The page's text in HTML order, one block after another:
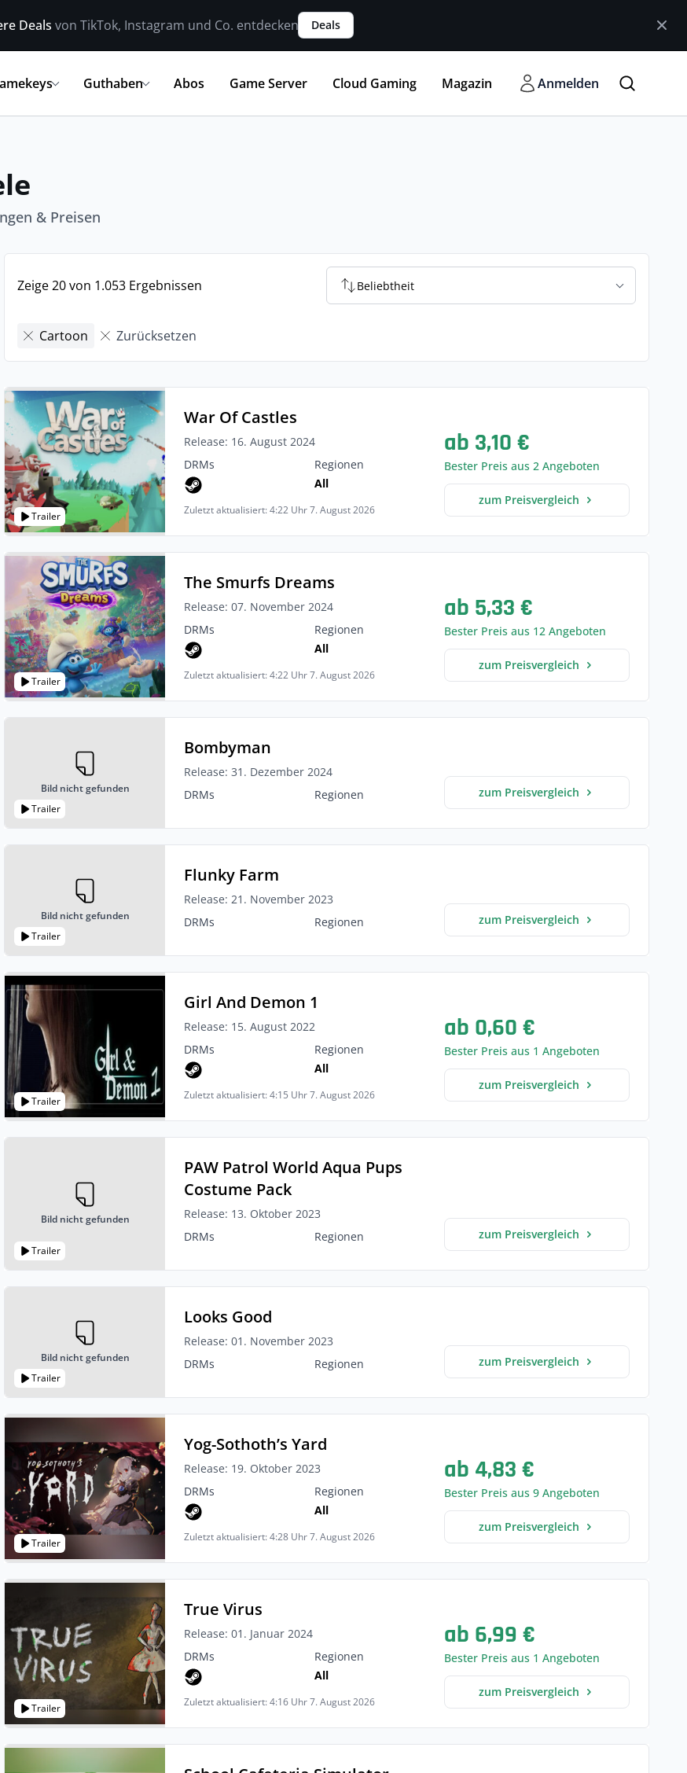
Deals von TikTok, Instagram und Co. entdecken Deals
Guthaben Abos Game Server Cloud Gaming Magazin Anmelden
& Preisen
Zeige 20 von 1.053 Ergebnissen Beliebtheit
Cartoon Zurücksetzen
Trailer
War Of Castles
Release: 16. August 2024
DRMs
Regionen
All
Zuletzt aktualisiert: 4:22 Uhr 7. August 2026
ab 3,10 €
Bester Preis aus 2 Angeboten
zum Preisvergleich
Trailer
The Smurfs Dreams
Release: 07. November 2024
DRMs
Regionen
All
Zuletzt aktualisiert: 4:22 Uhr 7. August 2026
ab 5,33 €
Bester Preis aus 12 Angeboten
zum Preisvergleich
Trailer
Bild nicht gefunden
Bombyman
Release: 31. Dezember 2024
DRMs
Regionen zum Preisvergleich
Trailer
Bild nicht gefunden
Flunky Farm
Release: 21. November 2023
DRMs
Regionen zum Preisvergleich
Trailer
Girl And Demon 1
Release: 15. August 2022
DRMs
Regionen
All
Zuletzt aktualisiert: 4:15 Uhr 7. August 2026
ab 0,60 €
Bester Preis aus 1 Angeboten
zum Preisvergleich
Trailer
Bild nicht gefunden
PAW Patrol World Aqua Pups
Costume Pack
Release: 13. Oktober 2023
DRMs
Regionen zum Preisvergleich
Trailer
Bild nicht gefunden
Looks Good
Release: 01. November 2023
DRMs
Regionen zum Preisvergleich
Trailer
Yog-Sothoth’s Yard
Release: 19. Oktober 2023
DRMs
Regionen
All
Zuletzt aktualisiert: 4:28 Uhr 7. August 2026
ab 4,83 €
Bester Preis aus 9 Angeboten
zum Preisvergleich
Trailer
True Virus
Release: 01. Januar 2024
DRMs
Regionen
All
Zuletzt aktualisiert: 4:16 Uhr 7. August 2026
ab 6,99 €
Bester Preis aus 1 Angeboten
zum Preisvergleich